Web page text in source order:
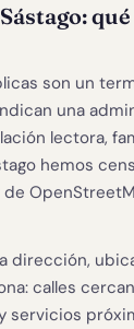
qué
son un
una
lectora,
hemos
dirección,
calles
servicios